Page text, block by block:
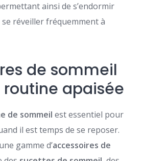
ainsi de s’endormir
réveiller fréquemment à
de sommeil
apaisée
de sommeil est essentiel pour
il est temps de se reposer.
gamme d’accessoires de